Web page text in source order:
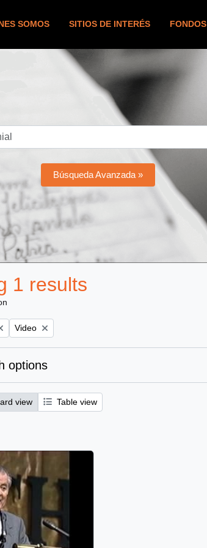
SOMOS SITIOS DE INTERÉS FONDOS
Búsqueda Avanzada »
1 results
Remove filter:
Video
options
view Table view